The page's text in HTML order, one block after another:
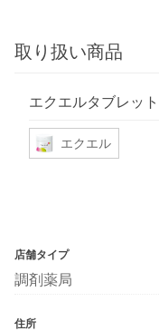
取り扱い商品
エクエルタブレット
エクエル
店舗タイプ
調剤薬局
住所